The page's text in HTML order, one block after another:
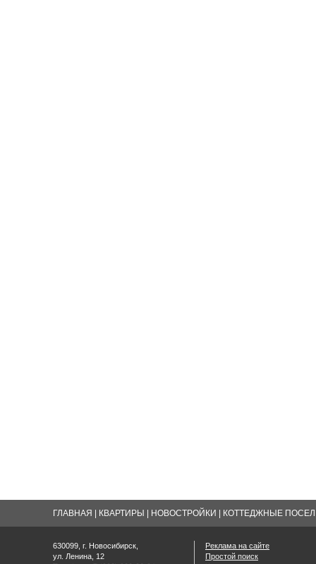
ГЛАВНАЯ КВАРТИРЫ НОВОСТРОЙКИ КОТТЕДЖНЫЕ
630099, г. Новосибирск,
ул. Ленина, 12
Реклама на сайте
Простой поиск